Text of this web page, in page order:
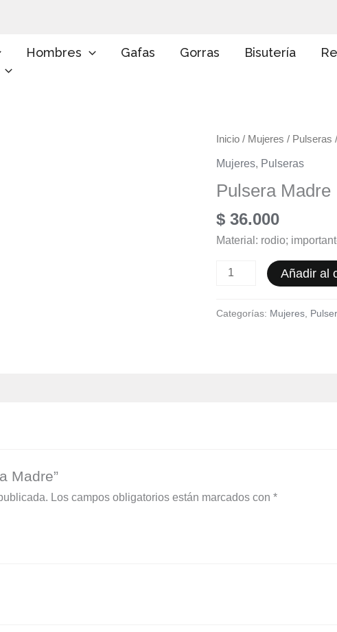
Hombres Gafas Gorras Bisutería
Inicio / Mujeres / Pulseras
Mujeres, Pulseras
Pulsera Madre
$ 36.000
Material: rodio;
Pulsera
Añadir al
Categorías: Mujeres
Madre”
Los campos obligatorios están marcados con *
g
e